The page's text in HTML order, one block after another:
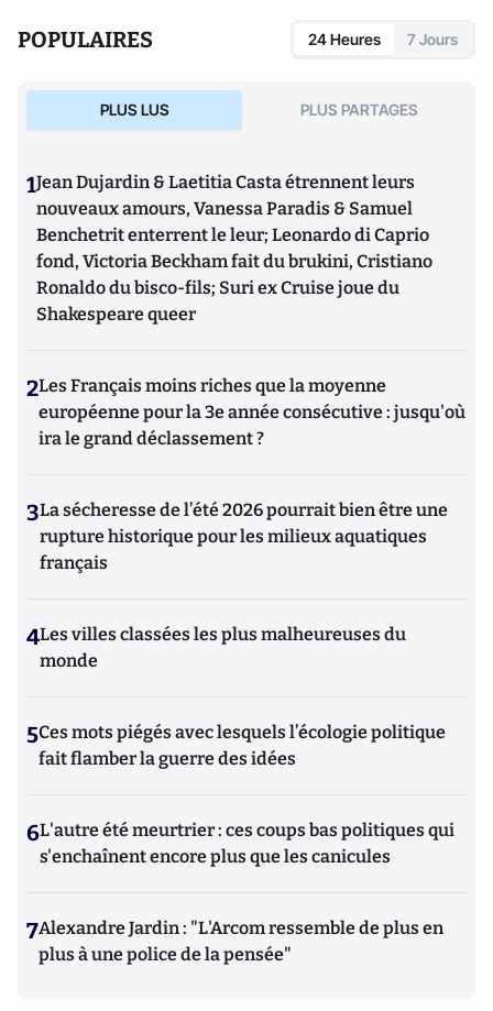
POPULAIRES 24 Heures 7 Jours
PLUS LUS PLUS PARTAGES
1Jean Dujardin & Laetitia Casta étrennent leurs
nouveaux amours, Vanessa Paradis & Samuel
Benchetrit enterrent le leur; Leonardo di Caprio
fond, Victoria Beckham fait du brukini, Cristiano
Ronaldo du bisco-fils; Suri ex Cruise joue du
Shakespeare queer
2Les Français moins riches que la moyenne
européenne pour la 3e année consécutive : jusqu'où
ira le grand déclassement ?
3La sécheresse de l’été 2026 pourrait bien être une
rupture historique pour les milieux aquatiques
français
4Les villes classées les plus malheureuses du
monde
5Ces mots piégés avec lesquels l’écologie politique
fait flamber la guerre des idées
6L'autre été meurtrier : ces coups bas politiques qui
s'enchaînent encore plus que les canicules
7Alexandre Jardin : "L'Arcom ressemble de plus en
plus à une police de la pensée"